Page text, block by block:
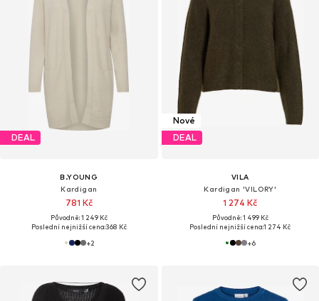
DEAL
B.YOUNG
Kardigan
781 Kč
Původně: 1 249 Kč
Poslední nejnižší cena:368 Kč
+2
Nové
DEAL
VILA
Kardigan 'VILORY'
1 274 Kč
Původně: 1 499 Kč
Poslední nejnižší cena:1 274 Kč
+6